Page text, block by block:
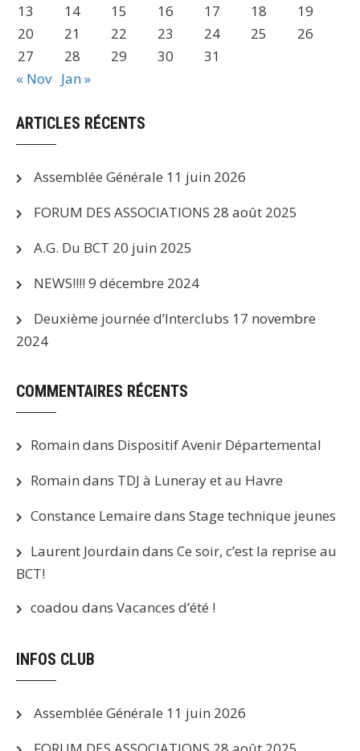
13
14 15 16 17 18
19
20
21 22 23 24 25
26
27
28 29 30
31
« Nov Jan »
ARTICLES RÉCENTS
Assemblée Générale 11 juin 2026
FORUM DES ASSOCIATIONS 28 août 2025
A.G. Du BCT 20 juin 2025
NEWS!!!! 9 décembre 2024
Deuxième journée d’Interclubs 17 novembre
2024
COMMENTAIRES RÉCENTS
Romain dans Dispositif Avenir Départemental
Romain dans TDJ à Luneray et au Havre
Constance Lemaire dans Stage technique jeunes
Laurent Jourdain dans Ce soir, c’est la reprise au
BCT!
coadou dans Vacances d’été !
INFOS CLUB
Assemblée Générale 11 juin 2026